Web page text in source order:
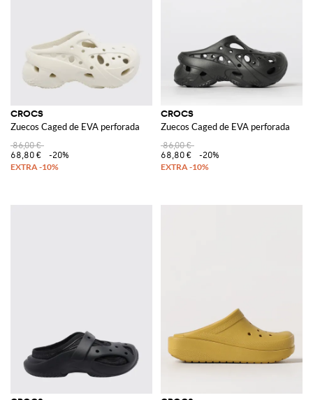
CROCS
Zuecos Caged de EVA perforada
86,00 €
68,80 €
-20%
CROCS
Zuecos Caged de EVA perforada
86,00 €
68,80 €
-20%